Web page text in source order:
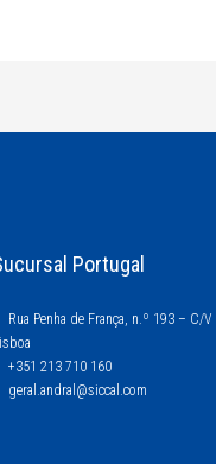
Portugal
Rua Penha de França, n.º 193 – C/
+351 213 710 160
geral.andral@siccal.com